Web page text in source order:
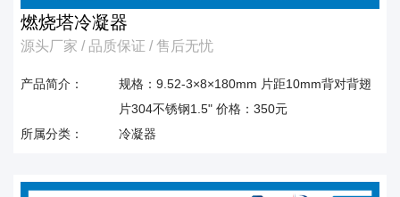
燃烧塔冷凝器
源头厂家 / 品质保证 / 售后无忧
产品简介：
规格：9.52-3×8×180mm 片距10mm背对背翅
片304不锈钢1.5" 价格：350元
所属分类：
冷凝器